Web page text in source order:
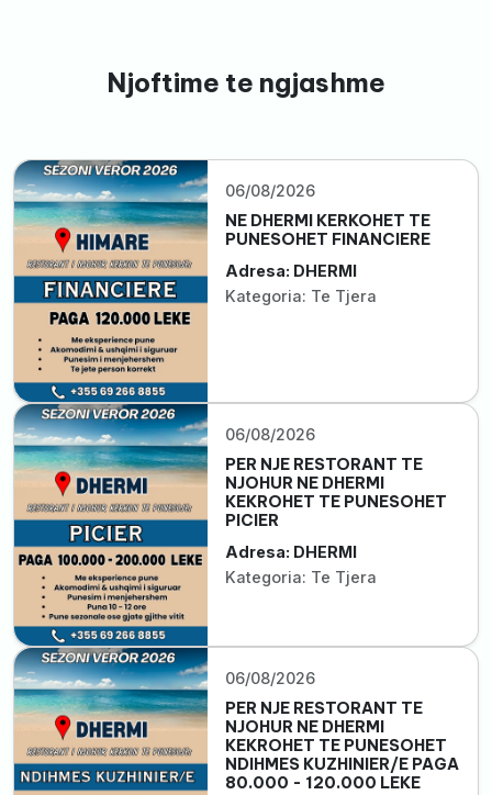
Njoftime te ngjashme
06/08/2026
NE DHERMI KERKOHET TE
PUNESOHET FINANCIERE
Adresa: DHERMI
Kategoria: Te Tjera
06/08/2026
PER NJE RESTORANT TE
NJOHUR NE DHERMI
KEKROHET TE PUNESOHET
PICIER
Adresa: DHERMI
Kategoria: Te Tjera
06/08/2026
PER NJE RESTORANT TE
NJOHUR NE DHERMI
KEKROHET TE PUNESOHET
NDIHMES KUZHINIER/E PAGA
80.000 - 120.000 LEKE